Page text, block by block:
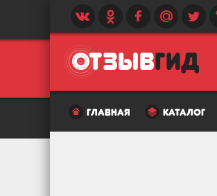
главная каталог